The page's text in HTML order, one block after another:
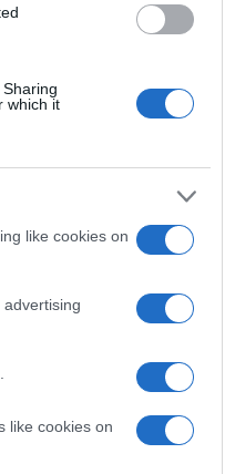
which it
like cookies on
like cookies on
νέο